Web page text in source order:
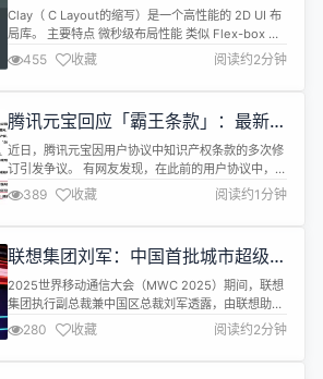
Clay（ C Layout的缩写）是一个高性能的 2D UI 布
局库。 主要特点 微秒级布局性能 类似 Flex-box 的
布局模型，适用于复杂、响应式的布局，包括文本换
行、滚​​动容器和纵横比缩放 单个 ~2k LOCclay.h文
件，无任何依赖项（包括无标准库） Wasm 支持：
在浏览器中...
455 收藏 阅读约2分钟
腾讯元宝回应「霸王条款」：最新版
本已增加数据管理功能
近日，腾讯元宝因用户协议中知识产权条款的多次修
订引发争议。 有网友发现，在此前的用户协议中，腾
讯元宝要求获取用户上传的内容以及通过元宝大模型
生成内容的一项不可撤销的、可转让的、永久的、免
费的许可使用权。此举被网友们认定为“霸王条款”。
微博今日发文回应称，大家的意见已经收到，元宝最
新版本已增加数据管理功能，新...
389 收藏 阅读约1分钟
联想集团刘军：中国首批城市超级智
能体即将落地
2025世界移动通信大会（MWC 2025）期间，联想
集团执行副总裁兼中国区总裁刘军透露，由联想助力
打造的中国首批城市超级智能体即将落地湖北宜昌和
福建武夷山两地。 （联想集团执行副总裁兼中国区总
裁刘军） 据了解，联想全栈AI战略包括：一体多端，
280 收藏 阅读约2分钟